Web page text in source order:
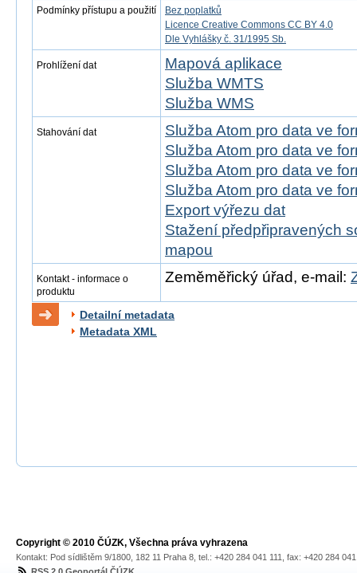
Podmínky přístupu a použití
Bez poplatků
Licence Creative Commons CC BY 4.0
Dle Vyhlášky č. 31/1995 Sb.
Prohlížení dat
Mapová aplikace
Služba WMTS
Služba WMS
Stahování dat
Služba Atom pro data ve
Služba Atom pro data ve
Služba Atom pro data ve
Služba Atom pro data ve
Export výřezu dat
Stažení předpřipravených
mapou
Kontakt - informace o
produktu
Zeměměřický úřad, e-mail:
Detailní metadata
Metadata XML
Copyright © 2010 ČÚZK, Všechna práva vyhrazena
Kontakt: Pod sídlištěm 9/1800, 182 11 Praha 8, tel.: +420 284 041 111, fax: +420 284